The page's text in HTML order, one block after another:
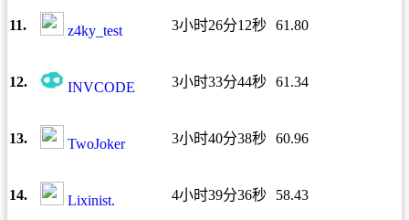
11. z4ky_test 3小时26分12秒 61.80
12. INVCODE 3小时33分44秒 61.34
13. TwoJoker 3小时40分38秒 60.96
14. Lixinist. 4小时39分36秒 58.43